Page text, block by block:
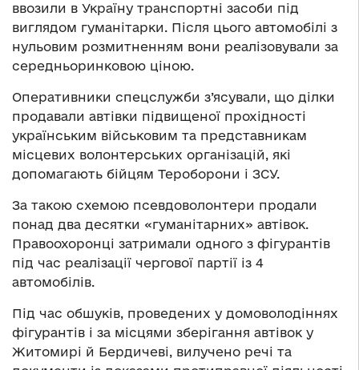
ввозили в Україну транспортні засоби під
виглядом гуманітарки. Після цього автомобілі з
нульовим розмитненням вони реалізовували за
середньоринковою ціною.
Оперативники спецслужби з’ясували, що ділки
продавали автівки підвищеної прохідності
українським військовим та представникам
місцевих волонтерських організацій, які
допомагають бійцям Тероборони і ЗСУ.
За такою схемою псевдоволонтери продали
понад два десятки «гуманітарних» автівок.
Правоохоронці затримали одного з фігурантів
під час реалізації чергової партії із 4
автомобілів.
Під час обшуків, проведених у домоволодіннях
фігурантів і за місцями зберігання автівок у
Житомирі й Бердичеві, вилучено речі та